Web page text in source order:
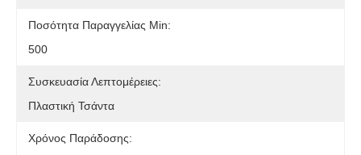
Ποσότητα Παραγγελίας Min:
500
Συσκευασία Λεπτομέρειες:
Πλαστική Τσάντα
Χρόνος Παράδοσης: